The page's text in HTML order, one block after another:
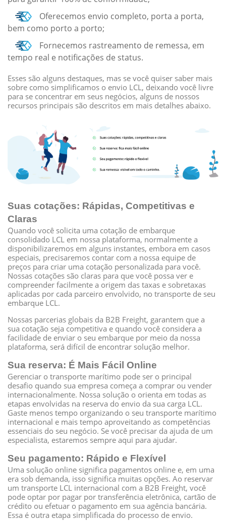
Oferecemos envio completo, porta a porta,
bem como porto a porto;
Fornecemos rastreamento de remessa, em
tempo real e notificações de status.
Esses são alguns destaques, mas se você quiser saber mais
sobre como simplificamos o envio LCL, deixando você livre
para se concentrar em seus negócios, alguns de nossos
recursos principais são descritos em mais detalhes abaixo.
Suas cotações: Rápidas, Competitivas e
Claras
Quando você solicita uma cotação de embarque
consolidado LCL em nossa plataforma, normalmente a
disponibilizaremos em alguns instantes, embora em casos
especiais, precisaremos contar com a nossa equipe de
preços para criar uma cotação personalizada para você.
Nossas cotações são claras para que você possa ver e
compreender facilmente a origem das taxas e sobretaxas
aplicadas por cada parceiro envolvido, no transporte de seu
embarque LCL.
Nossas parcerias globais da B2B Freight, garantem que a
sua cotação seja competitiva e quando você considera a
facilidade de enviar o seu embarque por meio da nossa
plataforma, será difícil de encontrar solução melhor.
Sua reserva: É Mais Fácil Online
Gerenciar o transporte marítimo pode ser o principal
desafio quando sua empresa começa a comprar ou vender
internacionalmente. Nossa solução o orienta em todas as
etapas envolvidas na reserva do envio da sua carga LCL.
Gaste menos tempo organizando o seu transporte marítimo
internacional e mais tempo aproveitando as competências
essenciais do seu negócio. Se você precisar da ajuda de um
especialista, estaremos sempre aqui para ajudar.
Seu pagamento: Rápido e Flexível
Uma solução online significa pagamentos online e, em uma
era sob demanda, isso significa muitas opções. Ao reservar
um transporte LCL internacional com a B2B Freight, você
pode optar por pagar por transferência eletrônica, cartão de
crédito ou efetuar o pagamento em sua agência bancária.
Essa é outra etapa simplificada do processo de envio.